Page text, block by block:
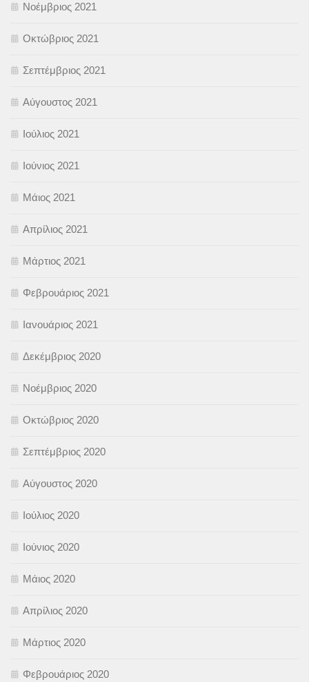
Νοέμβριος 2021
Οκτώβριος 2021
Σεπτέμβριος 2021
Αύγουστος 2021
Ιούλιος 2021
Ιούνιος 2021
Μάιος 2021
Απρίλιος 2021
Μάρτιος 2021
Φεβρουάριος 2021
Ιανουάριος 2021
Δεκέμβριος 2020
Νοέμβριος 2020
Οκτώβριος 2020
Σεπτέμβριος 2020
Αύγουστος 2020
Ιούλιος 2020
Ιούνιος 2020
Μάιος 2020
Απρίλιος 2020
Μάρτιος 2020
Φεβρουάριος 2020